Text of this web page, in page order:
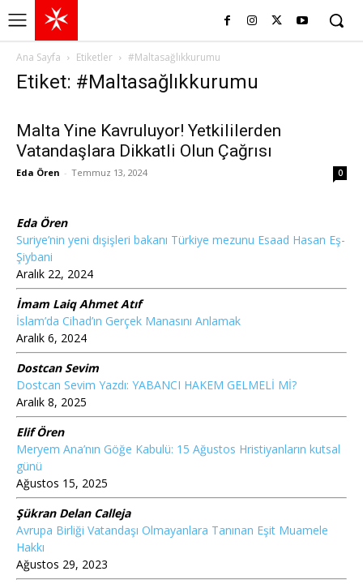
Ana Sayfa Etiketler #Maltasağlıkkurumu
Etiket: #Maltasağlıkkurumu
Malta Yine Kavruluyor! Yetkililerden
Vatandaşlara Dikkatli Olun Çağrısı
Eda Ören - Temmuz 13, 2024 0
Eda Ören
Suriye’nin yeni dışişleri bakanı Türkiye mezunu Esaad Hasan Eş-
Şiybani
Aralık 22, 2024
İmam Laiq Ahmet Atıf
İslam’da Cihad’ın Gerçek Manasını Anlamak
Aralık 6, 2024
Dostcan Sevim
Dostcan Sevim Yazdı: YABANCI HAKEM GELMELİ Mİ?
Aralık 8, 2025
Elif Ören
Meryem Ana’nın Göğe Kabulü: 15 Ağustos Hristiyanların kutsal
günü
Ağustos 15, 2025
Şükran Delan Calleja
Avrupa Birliği Vatandaşı Olmayanlara Tanınan Eşit Muamele
Hakkı
Ağustos 29, 2023